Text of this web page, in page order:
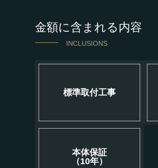
金額に含まれる内容
INCLUSIONS
標準取付工事
本体保証
（10年）